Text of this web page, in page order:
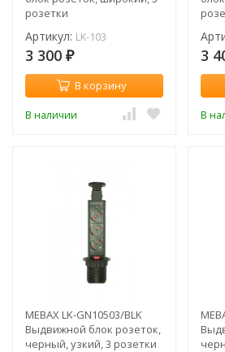
розетки
Артикул: LK-103
3 300 ₽
В корзину
В наличии
3
В
MEBAX LK-GN10503/BLK
Выдвижной блок розеток,
черный, узкий, 3 розетки